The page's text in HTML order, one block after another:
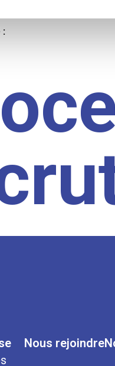
:
:
Nous rejoindre